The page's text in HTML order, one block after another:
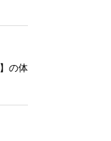
の体